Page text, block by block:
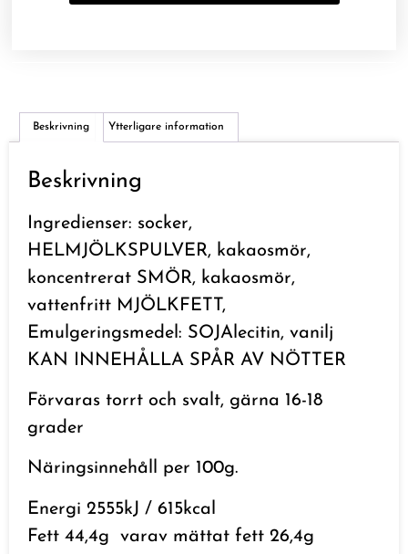
Beskrivning Ytterligare information
Beskrivning
Ingredienser: socker,
HELMJÖLKSPULVER, kakaosmör,
koncentrerat SMÖR, kakaosmör,
vattenfritt MJÖLKFETT,
Emulgeringsmedel: SOJAlecitin, vanilj
KAN INNEHÅLLA SPÅR AV NÖTTER
Förvaras torrt och svalt, gärna 16-18
grader
Näringsinnehåll per 100g.
Energi 2555kJ / 615kcal
Fett 44,4g varav mättat fett 26,4g